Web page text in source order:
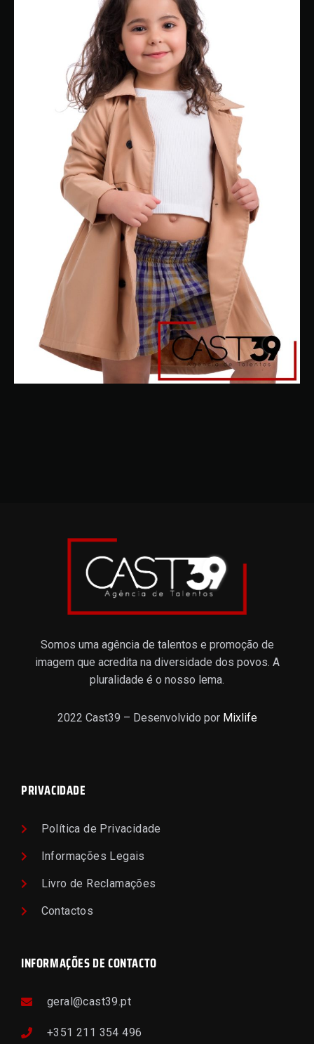
Somos uma agência de talentos e promoção de
imagem que acredita na diversidade dos povos. A
pluralidade é o nosso lema.
2022 Cast39 – Desenvolvido por Mixlife
PRIVACIDADE
Política de Privacidade
Informações Legais
Livro de Reclamações
Contactos
INFORMAÇÕES DE CONTACTO
geral@cast39.pt
+351 211 354 496